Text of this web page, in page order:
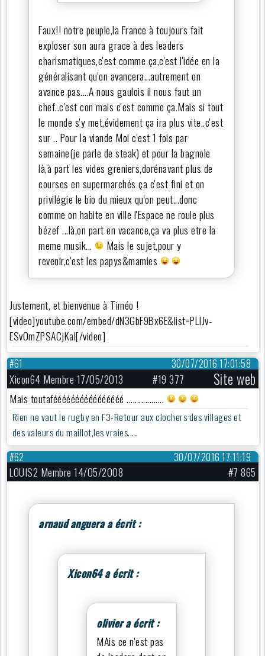
Faux!! notre peuple,la France à toujours fait
exploser son aura grace à des leaders
charismatiques,c'est comme ça,c'est l'idée en la
généralisant qu'on avancera...autrement on
avance pas....A nous gaulois il nous faut un
chef..c'est con mais c'est comme ça.Mais si tout
le monde s'y met,évidement ça ira plus vite..c'est
sur .. Pour la viande Moi c'est 1 fois par
semaine(je parle de steak) et pour la bagnole
là,à part les vides greniers,dorénavant plus de
courses en supermarchés ça c'est fini et on
privilégie le bio du mieux qu'on peut...donc
comme on habite en ville l'Espace ne roule plus
bézef ...là,on part en vacance,ça va plus etre la
meme musik...
Mais le sujet,pour y
revenir,c'est les papys&mamies
Justement, et bienvenue à Timéo !
[video]youtube.com/embed/dN3GbF9Bx6E&list=PLIJv-
ESv0mZPSACjKal[/video]
30/07/2016 17:01:58
#61
Xicon64 Membre 17/05/2013 #19 377 Site web
Mais toutaféééééééééééééééé ..................
Rien ne vaut le rugby en F3-Retour aux clochers des villages et
des valeurs du maillot,les vraies.....
30/07/2016 17:11:19
#62
LOUIS2 Membre 14/05/2008 #7 865
arnaud anguera a écrit :
Xicon64 a écrit :
olivier a écrit :
MAis ce n'est pas